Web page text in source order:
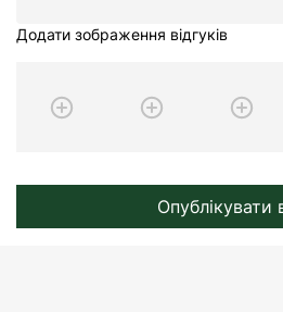
Додати зображення відгуків
Опублікувати